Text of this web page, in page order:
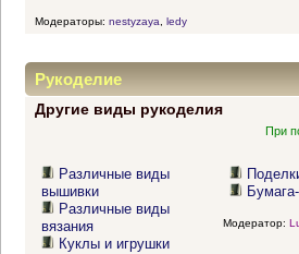
Модераторы: nestyzaya ledy
Рукоделие
Другие виды рукоделия
При
Различные виды
вышивки
Различные виды
вязания
Куклы и игрушки
Модератор: